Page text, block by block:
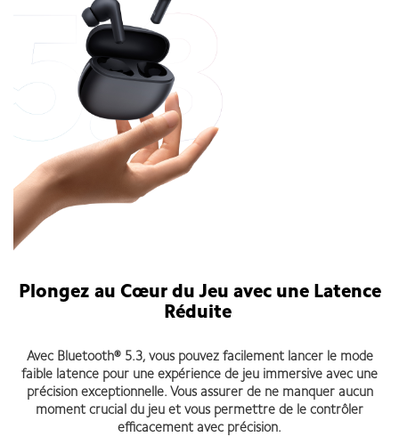
Plongez au Cœur du Jeu avec une Latence
Réduite
Avec Bluetooth® 5.3, vous pouvez facilement lancer le mode
faible latence pour une expérience de jeu immersive avec une
précision exceptionnelle. Vous assurer de ne manquer aucun
moment crucial du jeu et vous permettre de le contrôler
efficacement avec précision.